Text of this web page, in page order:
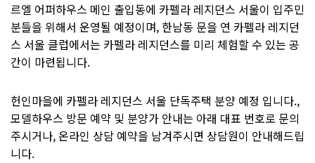
르엘 어퍼하우스 메인 출입동에 카펠라 레지던스 서울이 입주민
분들을 위해서 운영될 예정이며, 한남동 문을 연 카펠라 레지던
스 서울 클럽에서는 카펠라 레지던스를 미리 체험할 수 있는 공
간이 마련됩니다.
헌인마을에 카펠라 레지던스 서울 단독주택 분양 예정 입니다.,
모델하우스 방문 예약 및 분양가 안내는 아래 대표 번호로 문의
주시거나, 온라인 상담 예약을 남겨주시면 상담원이 안내해드립
니다.